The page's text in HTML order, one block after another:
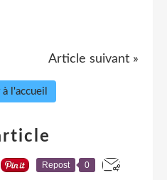
Article suivant »
à l'accueil
Repost 0